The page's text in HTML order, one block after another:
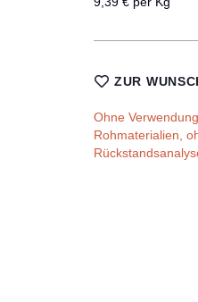
ZUR
Ohne
Rohmaterialien,